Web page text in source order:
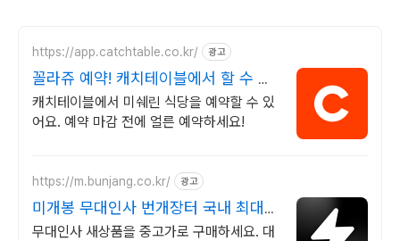
https://app.catchtable.co.kr/ 광고
꼴라쥬 예약! 캐치테이블에서 할 수 있
어요
캐치테이블에서 미쉐린 식당을 예약할 수 있
어요. 예약 마감 전에 얼른 예약하세요!
https://m.bunjang.co.kr/ 광고
미개봉 무대인사 번개장터 국내 최대
브랜드 중고거래
무대인사 새상품을 중고가로 구매하세요. 대